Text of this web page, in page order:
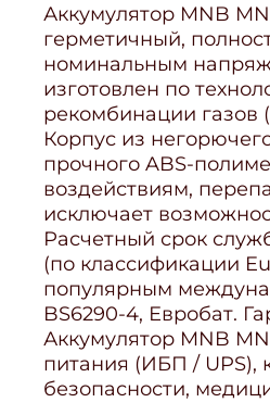
Аккумулятор MNB
герметичный,
номинальным
изготовлен по
рекомбинации газов
Корпус из
прочного ABS-
воздействиям,
исключает
Расчетный срок
(по классификации
популярным
BS6290-4, Евробат.
Аккумулятор MNB
питания (ИБП / UPS),
безопасности,